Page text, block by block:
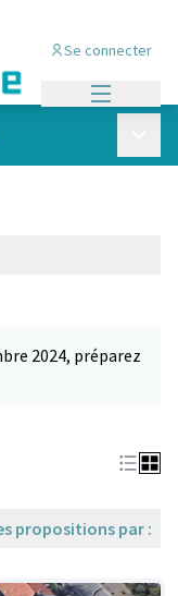
Se connecter
2024, préparez
propositions par :